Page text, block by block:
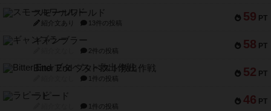
59 PT
スモールワールド
紹介文あり 13件の投稿
58 PT
ギャンブラー
2件の投稿
52 PT
Bitter End ブタペスト救出作戦
1件の投稿
46 PT
ラピード
1件の投稿